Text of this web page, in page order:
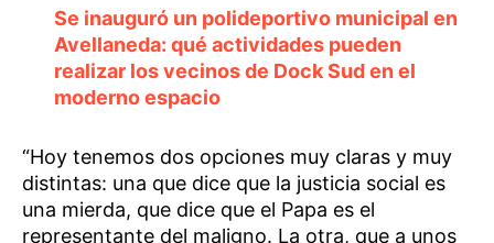
Se inauguró un polideportivo municipal en
Avellaneda: qué actividades pueden
realizar los vecinos de Dock Sud en el
moderno espacio
“Hoy tenemos dos opciones muy claras y muy
distintas: una que dice que la justicia social es
una mierda, que dice que el Papa es el
representante del maligno. La otra, que a unos